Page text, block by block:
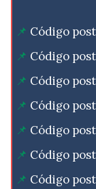
Código
Código
Código
Código
Código
Código
Código